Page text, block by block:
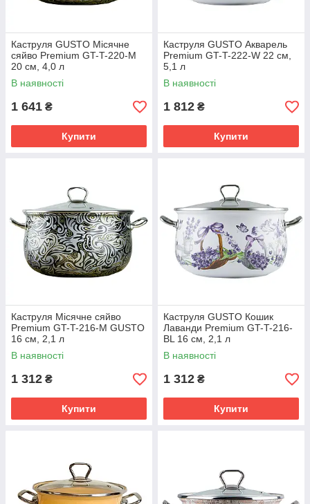
Каструля GUSTO Місячне
сяйво Premium GT-T-220-М
20 см, 4,0 л
В наявності
1 641 ₴
Купити
Каструля GUSTO Акварель
Premium GT-T-222-W 22 см,
5,1 л
В наявності
1 812 ₴
Купити
Каструля Місячне сяйво
Premium GT-T-216-М GUSTO
16 см, 2,1 л
В наявності
1 312 ₴
Купити
Каструля GUSTO Кошик
Лаванди Premium GT-T-216-
BL 16 см, 2,1 л
В наявності
1 312 ₴
Купити